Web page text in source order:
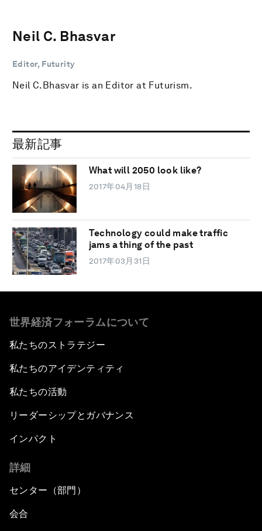
Neil C. Bhasvar
Editor, Futurity
Neil C.Bhasvar is an Editor at Futurism.
最新記事
What will 2050 look like?
2017年04月18日
Technology could make traffic
jams a thing of the past
2017年03月31日
世界経済フォーラムについて
私たちのストラテジー
私たちのアイデンティティ
私たちの活動
リーダーシップとガバナンス
インパクト
詳細
センター（部門）
会合